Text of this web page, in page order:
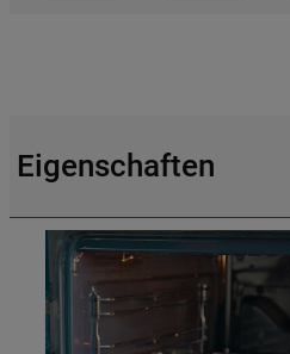
Eigenschaften